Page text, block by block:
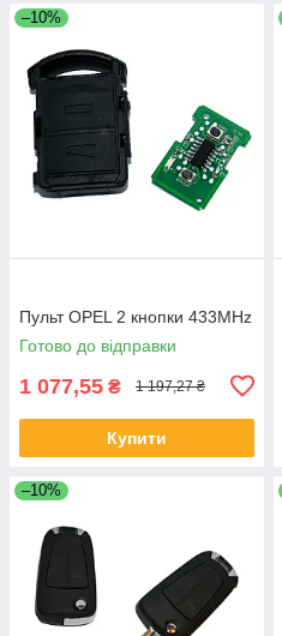
–10%
Пульт OPEL 2 кнопки 433MHz
Готово до відправки
1 077,55 ₴ 1 197,27 ₴
Купити
–10%